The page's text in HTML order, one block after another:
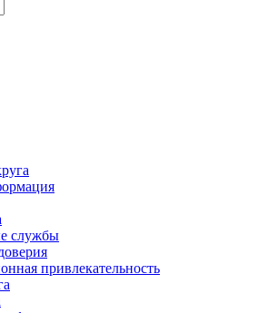
службы
привлекательность